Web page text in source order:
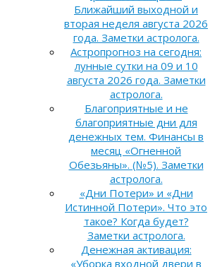
Ближайший выходной и
вторая неделя августа 2026
года. Заметки астролога.
Астропрогноз на сегодня:
лунные сутки на 09 и 10
августа 2026 года. Заметки
астролога.
Благоприятные и не
благоприятные дни для
денежных тем. Финансы в
месяц «Огненной
Обезьяны». (№5). Заметки
астролога.
«Дни Потери» и «Дни
Истинной Потери». Что это
такое? Когда будет?
Заметки астролога.
Денежная активация:
«Уборка входной двери в